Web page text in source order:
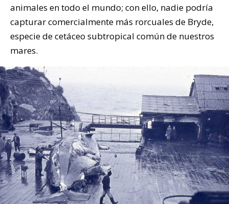
animales en todo el mundo; con ello, nadie podría
capturar comercialmente más rorcuales de Bryde,
especie de cetáceo subtropical común de nuestros
mares.